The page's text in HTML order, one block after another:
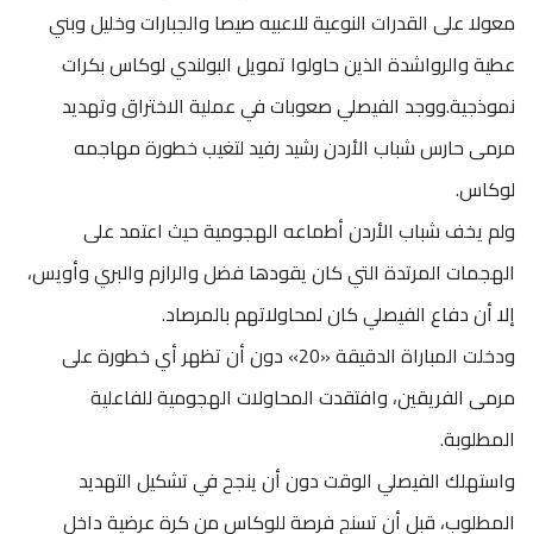
معولا على القدرات النوعية للاعبيه صيصا والجبارات وخليل وبني
عطية والرواشدة الذين حاولوا تمويل البولندي لوكاس بكرات
نموذجية.ووجد الفيصلي صعوبات في عملية الاختراق وتهديد
مرمى حارس شباب الأردن رشيد رفيد لتغيب خطورة مهاجمه
لوكاس.
ولم يخف شباب الأردن أطماعه الهجومية حيث اعتمد على
الهجمات المرتدة التي كان يقودها فضل والرازم والبري وأويس،
إلا أن دفاع الفيصلي كان لمحاولاتهم بالمرصاد.
ودخلت المباراة الدقيقة «20» دون أن تظهر أي خطورة على
مرمى الفريقين، وافتقدت المحاولات الهجومية للفاعلية
المطلوبة.
واستهلك الفيصلي الوقت دون أن ينجح في تشكيل التهديد
المطلوب، قبل أن تسنح فرصة للوكاس من كرة عرضية داخل